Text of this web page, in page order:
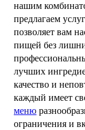
нашим
предлагаем
позволяет вам
пищей без
лучших
качество и
каждый имеет
меню
ограничения и